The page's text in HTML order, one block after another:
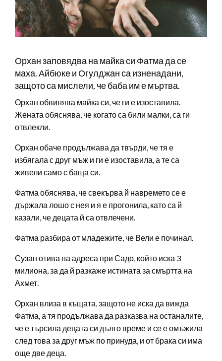
Орхан заповядва на майка си Фатма да се
маха. Айбюке и Огулджан са изненадани,
защото са мислели, че баба им е мъртва.
Орхан обвинява майка си, че ги е изоставила.
Жената обяснява, че когато са били малки, са ги
отвлекли.
Орхан обаче продължава да твърди, че тя е
избягала с друг мъж и ги е изоставила, а те са
живели само с баща си.
Фатма обяснява, че свекърва й навремето се е
държала лошо с нея и я е прогонила, като са й
казали, че децата й са отвлечени.
Фатма разбира от младежите, че Вели е починал.
Сузан отива на адреса при Садо, който иска 3
милиона, за да й разкаже истината за смъртта на
Ахмет.
Орхан влиза в къщата, защото не иска да вижда
Фатма, а тя продължава да разказва на останалите,
че е търсила децата си дълго време и се е омъжила
след това за друг мъж по принуда, и от брака си има
още две деца.